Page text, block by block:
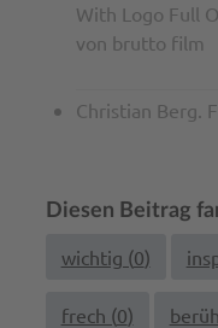
With Logo Full
von brutto film
Christian Berg.
Diesen Beitrag
wichtig (0)
frech (0)